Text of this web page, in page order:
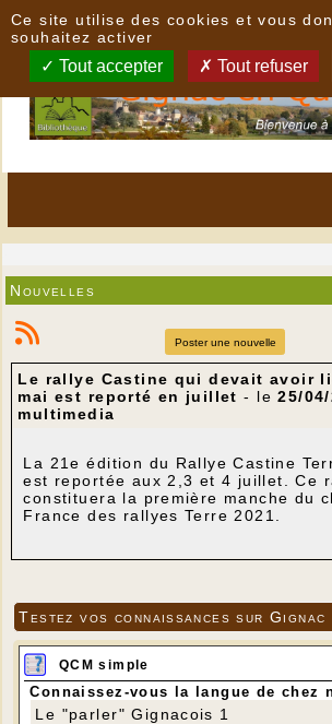
Nouvelles
Poster une nouvelle
Le rallye Castine qui devait avoir
mai est reporté en juillet - le25/
multimedia
La 21e édition du Rallye Castine
est reportée aux 2,3 et 4 juillet. Ce
constituera la première manche du
France des rallyes Terre 2021.
Testez vos connaissances sur Gignac
QCM simple
Connaissez-vous la langue de chez
Le "parler" Gignacois 1
Ce site utilise des cookies et vous
souhaitez activer
Tout accepter Tout refuser